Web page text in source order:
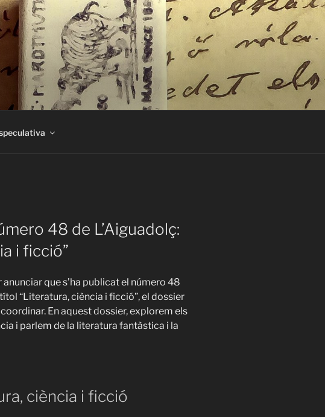
48 de L’Aiguadolç:
i ficció”
que s’ha publicat el número 48
“Literatura, ciència i ficció”, el dossier
En aquest dossier, explorem els
i parlem de la literatura fantàstica i la
ciència i ficció